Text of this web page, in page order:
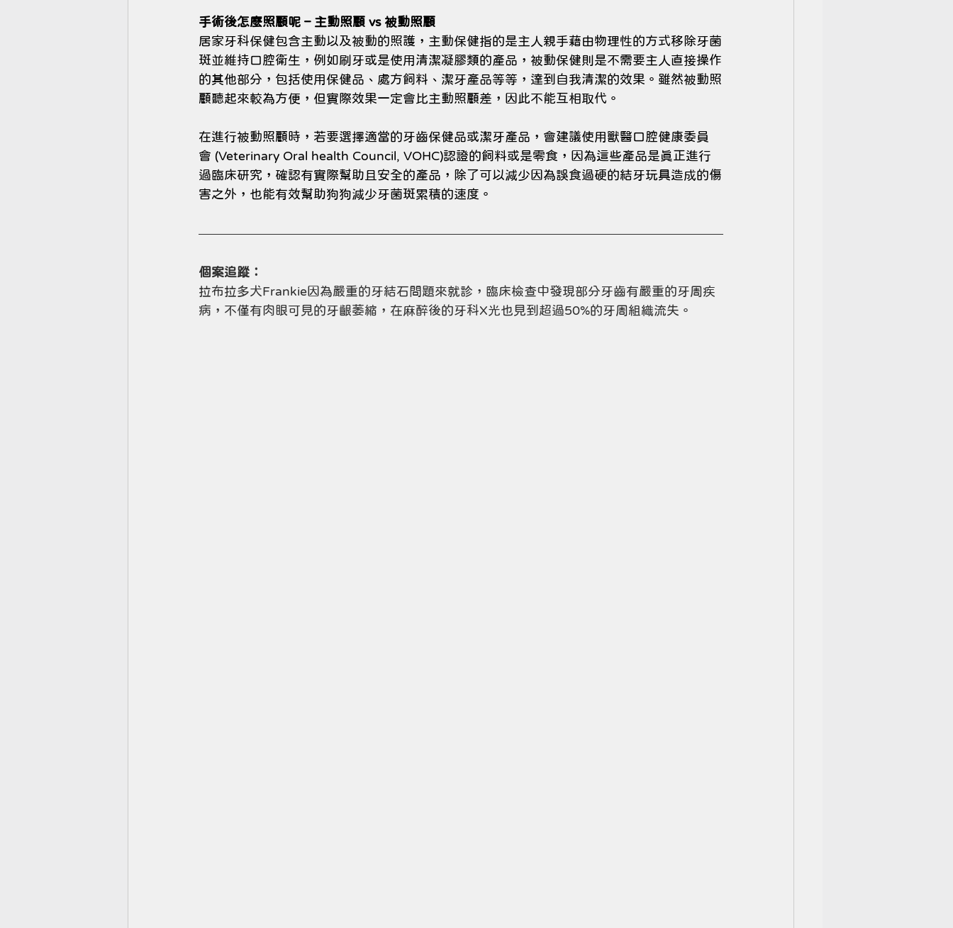
手術後怎麼照顧呢 – 主動照顧 vs 被動照顧
居家牙科保健包含主動以及被動的照護，主動保健指的是主人親手藉由物理性的方式移除牙菌
斑並維持口腔衛生，例如刷牙或是使用清潔凝膠類的產品，被動保健則是不需要主人直接操作
的其他部分，包括使用保健品、處方飼料、潔牙產品等等，達到自我清潔的效果。雖然被動照
顧聽起來較為方便，但實際效果一定會比主動照顧差，因此不能互相取代。
在進行被動照顧時，若要選擇適當的牙齒保健品或潔牙產品，會建議使用獸醫口腔健康委員
會 (Veterinary Oral health Council, VOHC)認證的飼料或是零食，因為這些產品是真正進行
過臨床研究，確認有實際幫助且安全的產品，除了可以減少因為誤食過硬的結牙玩具造成的傷
害之外，也能有效幫助狗狗減少牙菌斑累積的速度。
個案追蹤︰
拉布拉多犬Frankie因為嚴重的牙結石問題來就診，臨床檢查中發現部分牙齒有嚴重的牙周疾
病，不僅有肉眼可見的牙齦萎縮，在麻醉後的牙科X光也見到超過50%的牙周組織流失。